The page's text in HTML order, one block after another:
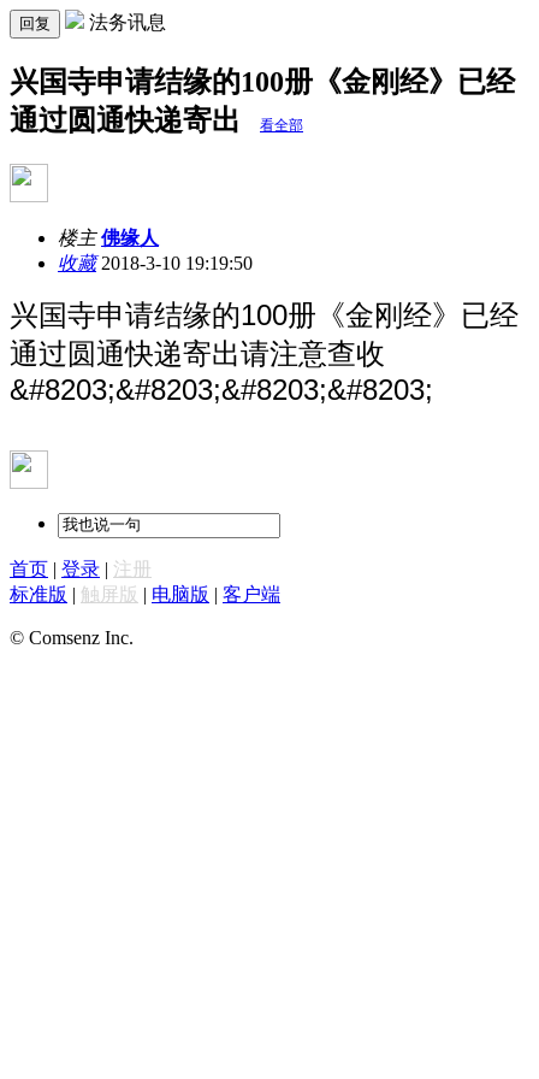
回复 法务讯息
兴国寺申请结缘的100册《金刚经》已经
通过圆通快递寄出
看全部
楼主 佛缘人
收藏2018-3-10 19:19:50
兴国寺申请结缘的100册《金刚经》已经
通过圆通快递寄出请注意查收
&#8203;&#8203;&#8203;&#8203;
首页 | 登录 | 注册
标准版 | 触屏版 | 电脑版 | 客户端
© Comsenz Inc.